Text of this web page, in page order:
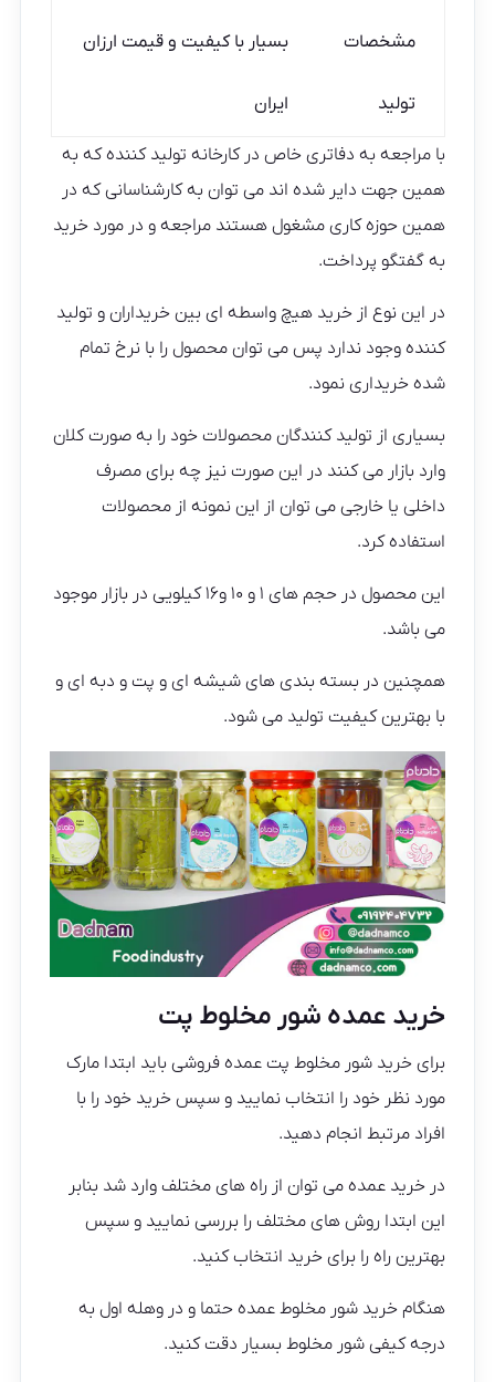
مشخصات بسیار با کیفیت و قیمت ارزان
تولید ایران
با مراجعه به دفاتری خاص در کارخانه تولید کننده که به
همین جهت دایر شده اند می توان به کارشناسانی که در
همین حوزه کاری مشغول هستند مراجعه و در مورد خرید
به گفتگو پرداخت.
در این نوع از خرید هیچ واسطه ای بین خریداران و تولید
کننده وجود ندارد پس می توان محصول را با نرخ تمام
شده خریداری نمود.
بسیاری از تولید کنندگان محصولات خود را به صورت کلان
وارد بازار می کنند در این صورت نیز چه برای مصرف
داخلی یا خارجی می توان از این نمونه از محصولات
استفاده کرد.
این محصول در حجم های ۱ و ۱۰ و۱۶ کیلویی در بازار موجود
می باشد.
همچنین در بسته بندی های شیشه ای و پت و دبه ای و
با بهترین کیفیت تولید می شود.
خرید عمده شور مخلوط پت
برای خرید شور مخلوط پت عمده فروشی باید ابتدا مارک
مورد نظر خود را انتخاب نمایید و سپس خرید خود را با
افراد مرتبط انجام دهید.
در خرید عمده می توان از راه های مختلف وارد شد بنابر
این ابتدا روش های مختلف را بررسی نمایید و سپس
بهترین راه را برای خرید انتخاب کنید.
هنگام خرید شور مخلوط عمده حتما و در وهله اول به
درجه کیفی شور مخلوط بسیار دقت کنید.